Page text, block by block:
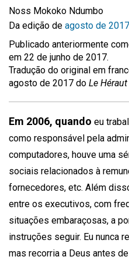
Noss Mokoko Ndumbo
Da edição de agosto de 2017
Publicado anteriormente
em 22 de junho de 2017.
Tradução do original em
agosto de 2017 do Le
Em 2006, quando eu
como responsável pela
computadores, houve uma
sociais relacionados à
fornecedores, etc. Além
entre os executivos, com
situações embaraçosas, a
instruções seguir. Eu nunca
mas recorria a Deus antes